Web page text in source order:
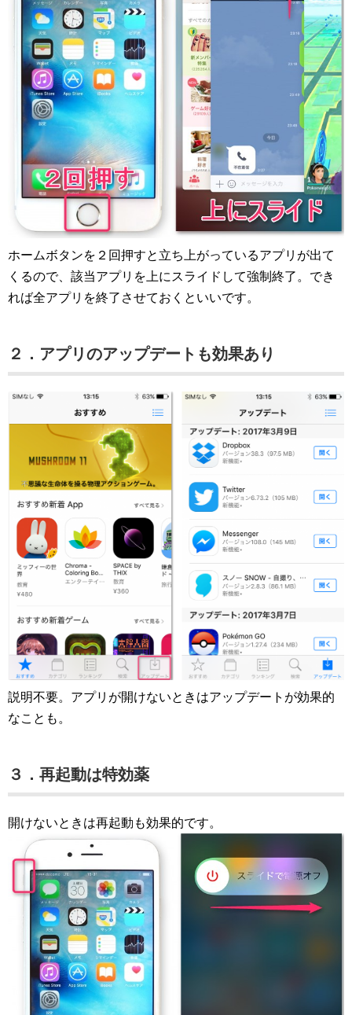
ホームボタンを２回押すと立ち上がっているアプリが出て
くるので、該当アプリを上にスライドして強制終了。でき
れば全アプリを終了させておくといいです。
２．アプリのアップデートも効果あり
説明不要。アプリが開けないときはアップデートが効果的
なことも。
３．再起動は特効薬
開けないときは再起動も効果的です。